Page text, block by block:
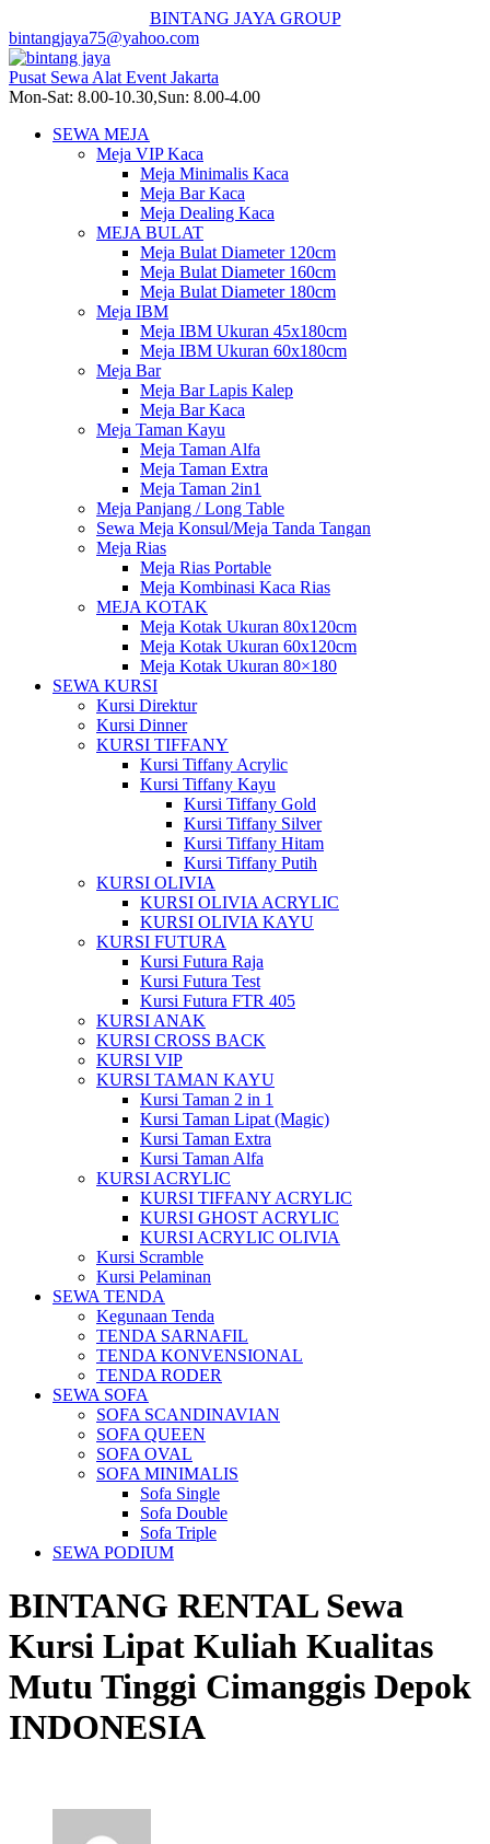
BINTANG JAYA GROUP
bintangjaya75@yahoo.com
Pusat Sewa Alat Event Jakarta
Mon-Sat: 8.00-10.30,Sun: 8.00-4.00
SEWA MEJA
Meja VIP Kaca
Meja Minimalis Kaca
Meja Bar Kaca
Meja Dealing Kaca
MEJA BULAT
Meja Bulat Diameter 120cm
Meja Bulat Diameter 160cm
Meja Bulat Diameter 180cm
Meja IBM
Meja IBM Ukuran 45x180cm
Meja IBM Ukuran 60x180cm
Meja Bar
Meja Bar Lapis Kalep
Meja Bar Kaca
Meja Taman Kayu
Meja Taman Alfa
Meja Taman Extra
Meja Taman 2in1
Meja Panjang / Long Table
Sewa Meja Konsul/Meja Tanda Tangan
Meja Rias
Meja Rias Portable
Meja Kombinasi Kaca Rias
MEJA KOTAK
Meja Kotak Ukuran 80x120cm
Meja Kotak Ukuran 60x120cm
Meja Kotak Ukuran 80×180
SEWA KURSI
Kursi Direktur
Kursi Dinner
KURSI TIFFANY
Kursi Tiffany Acrylic
Kursi Tiffany Kayu
Kursi Tiffany Gold
Kursi Tiffany Silver
Kursi Tiffany Hitam
Kursi Tiffany Putih
KURSI OLIVIA
KURSI OLIVIA ACRYLIC
KURSI OLIVIA KAYU
KURSI FUTURA
Kursi Futura Raja
Kursi Futura Test
Kursi Futura FTR 405
KURSI ANAK
KURSI CROSS BACK
KURSI VIP
KURSI TAMAN KAYU
Kursi Taman 2 in 1
Kursi Taman Lipat (Magic)
Kursi Taman Extra
Kursi Taman Alfa
KURSI ACRYLIC
KURSI TIFFANY ACRYLIC
KURSI GHOST ACRYLIC
KURSI ACRYLIC OLIVIA
Kursi Scramble
Kursi Pelaminan
SEWA TENDA
Kegunaan Tenda
TENDA SARNAFIL
TENDA KONVENSIONAL
TENDA RODER
SEWA SOFA
SOFA SCANDINAVIAN
SOFA QUEEN
SOFA OVAL
SOFA MINIMALIS
Sofa Single
Sofa Double
Sofa Triple
SEWA PODIUM
BINTANG RENTAL Sewa
Kursi Lipat Kuliah Kualitas
Mutu Tinggi Cimanggis Depok
INDONESIA